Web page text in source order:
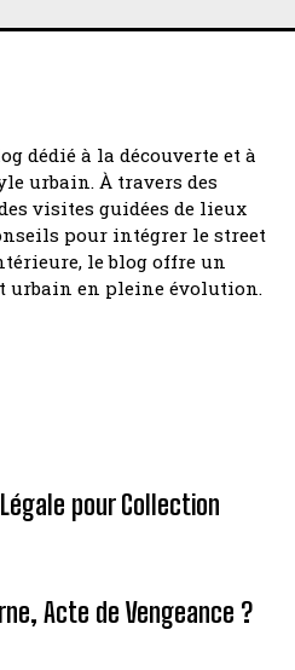
dédié à la découverte et à
urbain. À travers des
visites guidées de lieux
pour intégrer le street
le blog offre un
urbain en pleine évolution.
pour Collection
Acte de Vengeance ?